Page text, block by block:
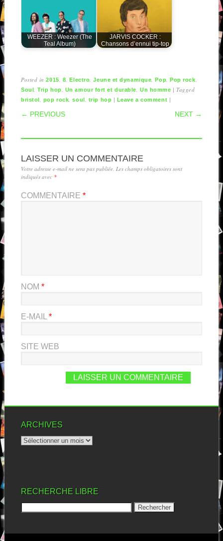
WEEZER : Weezer (The
Teal Album)
JARVIS COCKER :
Chansons d’ennui tip-top
Posted in2015 8 ,Electro ,Jeune et dynamique ,Pop ,Pop rock
Soul ,Trip hop Un amour fort et durable ,Un homme |Tagged
bristol pop rock ,soul trip hop | Leave a comment |
POST NAVIGATION
← PREVIOUS NEXT →
LAISSER UN COMMENTAIRE
Votre adresse e-mail ne sera pas publiée. Les champs obligatoires sont
indiqués avec *
COMMENTAIRE *
NOM *
E-MAIL *
SITE WEB
ARCHIVES
RECHERCHE LIBRE